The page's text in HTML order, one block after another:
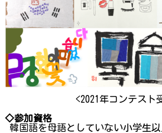
<2021年コンテスト
◇参加資格
韓国語を母語としていない小学生